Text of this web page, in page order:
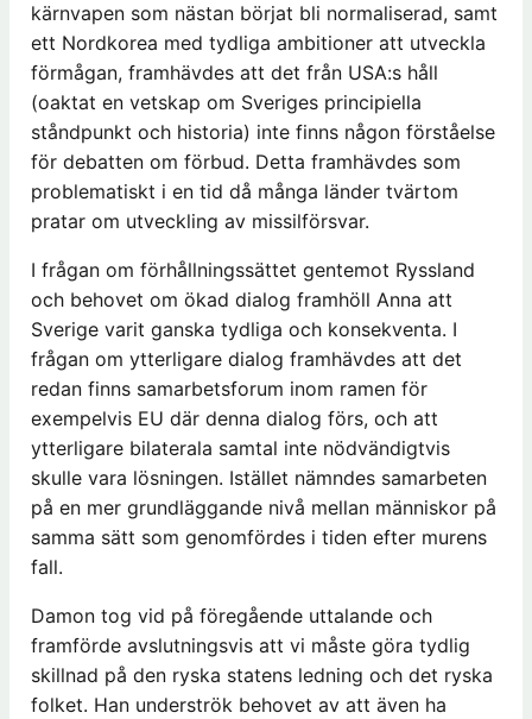
kärnvapen som nästan börjat bli normaliserad, samt
ett Nordkorea med tydliga ambitioner att utveckla
förmågan, framhävdes att det från USA:s håll
(oaktat en vetskap om Sveriges principiella
ståndpunkt och historia) inte finns någon förståelse
för debatten om förbud. Detta framhävdes som
problematiskt i en tid då många länder tvärtom
pratar om utveckling av missilförsvar.
I frågan om förhållningssättet gentemot Ryssland
och behovet om ökad dialog framhöll Anna att
Sverige varit ganska tydliga och konsekventa. I
frågan om ytterligare dialog framhävdes att det
redan finns samarbetsforum inom ramen för
exempelvis EU där denna dialog förs, och att
ytterligare bilaterala samtal inte nödvändigtvis
skulle vara lösningen. Istället nämndes samarbeten
på en mer grundläggande nivå mellan människor på
samma sätt som genomfördes i tiden efter murens
fall.
Damon tog vid på föregående uttalande och
framförde avslutningsvis att vi måste göra tydlig
skillnad på den ryska statens ledning och det ryska
folket. Han underströk behovet av att även ha